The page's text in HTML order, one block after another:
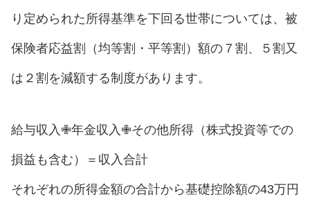
り定められた所得基準を下回る世帯については、被
保険者応益割（均等割・平等割）額の７割、５割又
は２割を減額する制度があります。
給与収入✙年金収入✙その他所得（株式投資等での
損益も含む）＝収入合計
それぞれの所得金額の合計から基礎控除額の43万円